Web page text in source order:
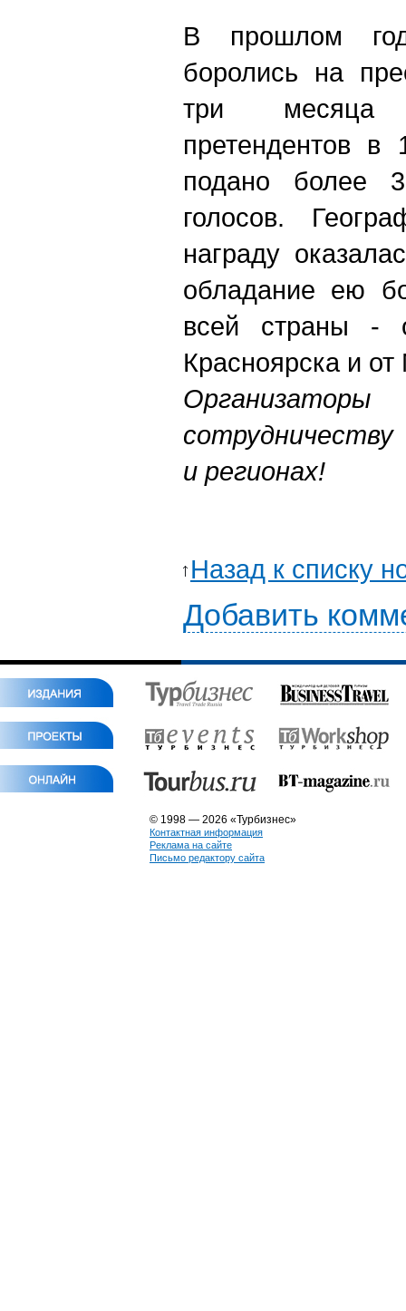
В прошлом
боролись на
три месяца
претендентов
подано более
голосов.
награду
обладание ею
всей страны -
Красноярска и
и регионах!
Назад к списку
Добавить
© 1998 — 2026 «Турбизнес»
Контактная информация
Реклама на сайте
Письмо редактору сайта